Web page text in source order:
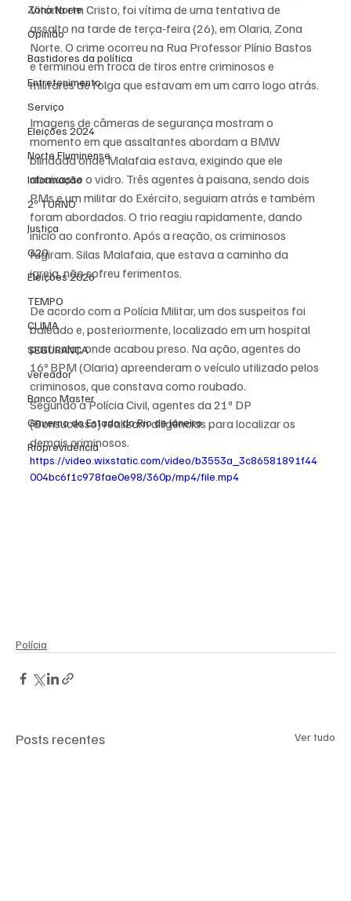
Zona Norte
Opinião
Bastidores da política
Entretenimento
Serviço
Eleições 2024
Norte Fluminense
Informação
2º TURNO
Justiça
G20
Eleições 2026
TEMPO
CLIMA
SEGURANÇA
vereador
Banco Master
Governo do Estado do Rio de Janeiro
Rioprevidência
Vitória em Cristo, foi vítima de uma tentativa de
assalto na tarde de terça-feira (26), em Olaria, Zona
Norte. O crime ocorreu na Rua Professor Plínio Bastos
e terminou em troca de tiros entre criminosos e
militares de folga que estavam em um carro logo atrás.
Imagens de câmeras de segurança mostram o
momento em que assaltantes abordam a BMW
blindada onde Malafaia estava, exigindo que ele
abaixasse o vidro. Três agentes à paisana, sendo dois
PMs e um militar do Exército, seguiam atrás e também
foram abordados. O trio reagiu rapidamente, dando
início ao confronto. Após a reação, os criminosos
fugiram. Silas Malafaia, que estava a caminho da
igreja, não sofreu ferimentos.
De acordo com a Polícia Militar, um dos suspeitos foi
baleado e, posteriormente, localizado em um hospital
particular, onde acabou preso. Na ação, agentes do
16º BPM (Olaria) apreenderam o veículo utilizado pelos
criminosos, que constava como roubado.
Segundo a Polícia Civil, agentes da 21ª DP
(Bonsucesso) realizam diligências para localizar os
demais criminosos.
https://video.wixstatic.com/video/b3553a_3c86581891f44
004bc6f1c978fae0e98/360p/mp4/file.mp4
Polícia
Posts recentes Ver tudo